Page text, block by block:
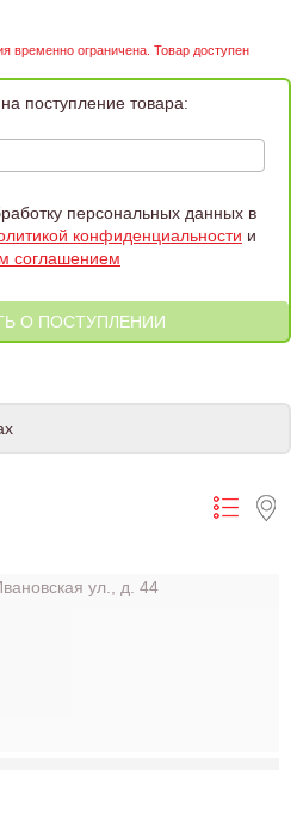
временно ограничена. Товар доступен
поступление товара:
персональных данных в
конфиденциальности и
соглашением
ул., д. 44